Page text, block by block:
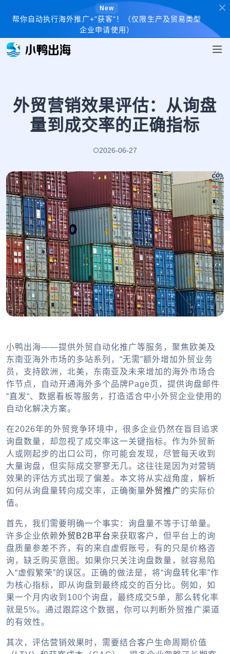
New
帮你自动执行海外推广+"获客"！（仅限生产及贸易类型
企业申请使用）
外贸营销效果评估：从询盘
量到成交率的正确指标
2026-06-27
小鸭出海——提供外贸自动化推广等服务，聚焦欧美及
东南亚海外市场的多站系列，“无需”额外增加外贸业务
员，支持欧洲，北美，东南亚及未来增加的海外市场合
作节点，自动开通海外多个品牌Page页，提供询盘邮件
“直发“、数据看板等服务，打造适合中小外贸企业使用的
自动化解决方案。
在2026年的外贸竞争环境中，很多企业仍然在盲目追求
询盘数量，却忽视了成交率这一关键指标。作为外贸新
人或刚起步的出口公司，你可能会发现，尽管每天收到
大量询盘，但实际成交寥寥无几。这往往是因为对营销
效果的评估方式出现了偏差。本文将从实战角度，解析
如何从询盘量转向成交率，正确衡量外贸推广的实际价
值。
首先，我们需要明确一个事实：询盘量不等于订单量。
许多企业依赖外贸B2B平台来获取客户，但平台上的询
盘质量参差不齐，有的来自虚假账号，有的只是价格咨
询，缺乏购买意图。如果你只关注询盘数量，就容易陷
入“虚假繁荣”的误区。正确的做法是，将“询盘转化率”作
为核心指标，即从询盘到最终成交的百分比。例如，如
果一个月内收到100个询盘，最终成交5单，那么转化率
就是5%。通过跟踪这个数据，你可以判断外贸推广渠道
的有效性。
其次，评估营销效果时，需要结合客户生命周期价值